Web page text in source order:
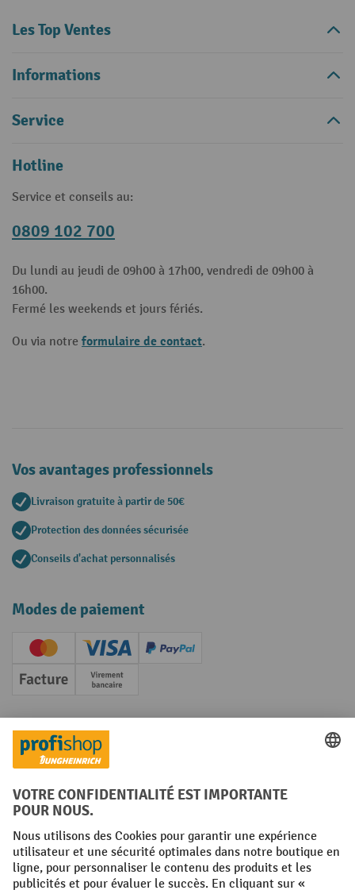
Les Top Ventes
Informations
Service
Hotline
Service et conseils au:
0809 102 700
Du lundi au jeudi de 09h00 à 17h00, vendredi de 09h00 à
16h00.
Fermé les weekends et jours fériés.
Ou via notre formulaire de contact.
Vos avantages professionnels
Livraison gratuite à partir de 50€
Protection des données sécurisée
Conseils d'achat personnalisés
Modes de paiement
Creditcard (Master)Creditcard (Visa)
PayPal
Facture Paiement anticipé
Réseaux sociaux
Facebook
YouTube
LinkedInInstagram
Conditions générales Mentions légales
Protection des Données Politique de cookies